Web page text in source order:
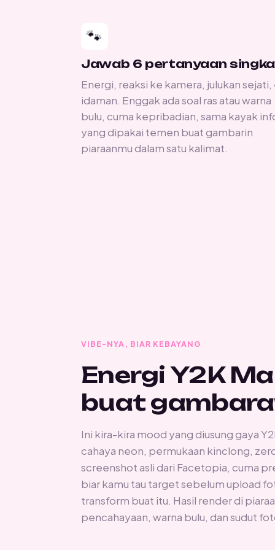
🐾
Jawab 6 pertanyaan
Energi, reaksi ke kamera, julukan sejati,
idaman. Enggak ada soal ras atau warna
bulu, cuma kepribadian, sama kayak
yang dipakai temen buat gambarin
piaraanmu dalam satu kalimat.
VIBE-NYA, BIAR KEBAYANG
Energi Y2K
buat
Ini kira-kira mood yang diusung gaya
cahaya neon, permukaan kinclong,
screenshot asli dari Facetopia, cuma
biar kamu tau target sebelum upload
transform buat itu. Hasil render di
pencahayaan, warna bulu, dan sudut